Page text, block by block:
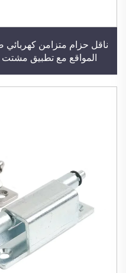
ناقل حزام متزامن
المواقع مع تطبيق